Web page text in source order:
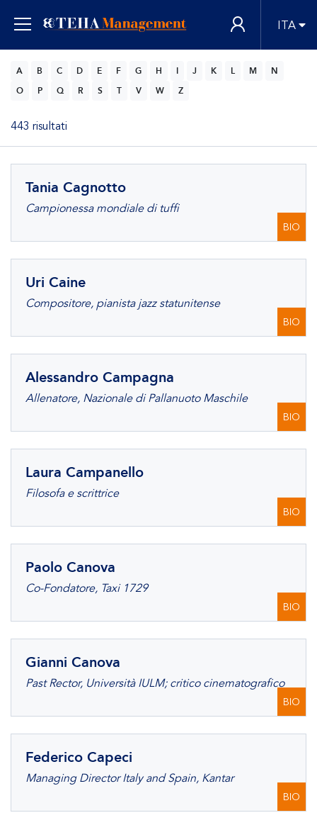
ITA
A B C D E F G H J K L M
N
O
P Q R S T V W Z
443 risultati
Tania Cagnotto
Campionessa mondiale di tuffi
BIO
Uri Caine
Compositore, pianista jazz statunitense
BIO
Alessandro Campagna
Allenatore, Nazionale di Pallanuoto Maschile
BIO
Laura Campanello
Filosofa e scrittrice
BIO
Paolo Canova
Co-Fondatore, Taxi 1729
BIO
Gianni Canova
Past Rector, Università IULM; critico cinematografico
BIO
Federico Capeci
Managing Director Italy and Spain, Kantar
BIO